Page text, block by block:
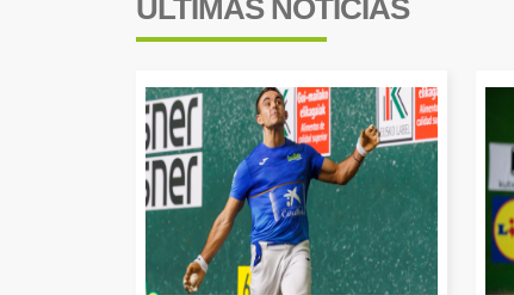
ÚLTIMAS NOTICIAS